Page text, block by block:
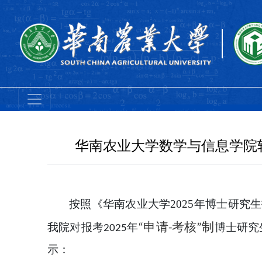
华南农业大学数学与信息学院
按照《华南农业大学2025年博士研究
我院对报考2025年“申请-考核”制 博士研
示：